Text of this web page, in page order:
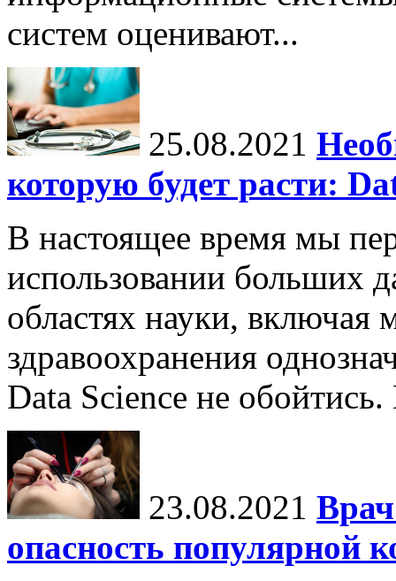
систем оценивают...
25.08.2021
которую будет расти:
В настоящее время мы
использовании больших
областях науки, включая
здравоохранения
Data Science не
23.08.2021
опасность популярной